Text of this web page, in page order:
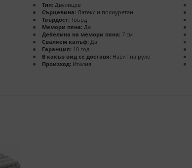
Тип: Двулицев
Сърцевина: Латекс и полиуретан
Твърдост: Твърд
Мемори пяна: Да
Дебелина на мемори пяна: 7 см
Сваляем калъф: Да
Гаранция: 10 год.
В какъв вид се доставя: Навит на руло
Произход: Италия